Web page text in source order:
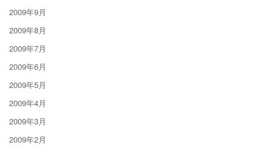
2009年9月
2009年8月
2009年7月
2009年6月
2009年5月
2009年4月
2009年3月
2009年2月